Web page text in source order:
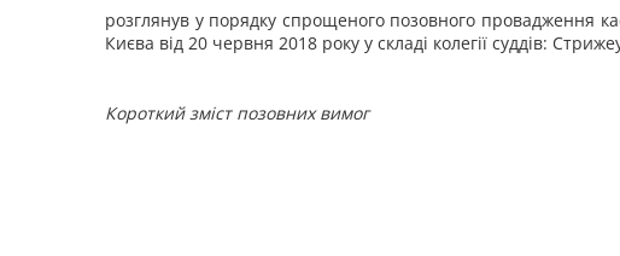
розглянув у порядку спрощеного позовного провадження
Києва від 20 червня 2018 року у складі колегії суддів:
Короткий зміст позовних вимог